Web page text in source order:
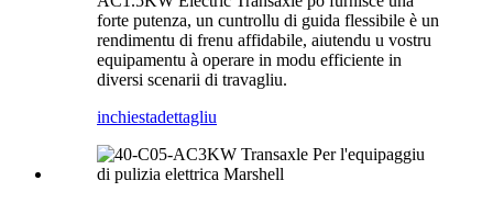
forte putenza, un cuntrollu di guida flessibile è un
rendimentu di frenu affidabile, aiutendu u vostru
equipamentu à operare in modu efficiente in
diversi scenarii di travagliu.
inchiestadettagliu